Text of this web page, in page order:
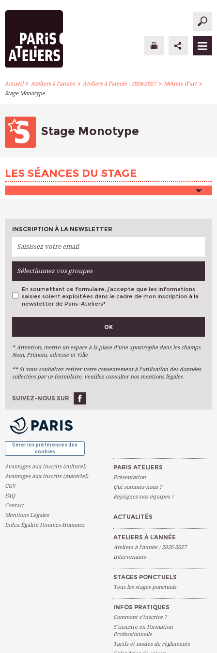
PARIS ATELIERS
ATELIERS À L’ANNÉE
INFOS PRATIQUES
S’INSCRIRE
Accueil> Ateliers à l’année> Ateliers à l’année : 2026-2027> Métiers d’art>
Stage Monotype
Stage Monotype
LES SÉANCES DU STAGE
INSCRIPTION À LA NEWSLETTER
Sélectionnez vos groupes
VOS PRÉFÉRENCES
Arts Plastiques
Arts Du Texte
Arts Numériques
Ateliers À L'année
En soumettant ce formulaire, j’accepte que les informations
saisies soient exploitées dans le cadre de mon inscription à la
newsletter de Paris-Ateliers*
OK
* Attention, mettre un espace à la place d’une apostrophe dans les champs
Nom, Prénom, adresse et Ville
** Si vous souhaitez retirer votre consentement à l’utilisation des données
collectées par ce formulaire, veuillez consulter nos mentions légales
SUIVEZ-NOUS SUR
Gérer les préférences des
cookies
Avantages aux inscrits (culturel)
Avantages aux inscrits (matériel)
CGV
FAQ
Contact
Mentions Légales
Index Égalité Femmes-Hommes
PARIS ATELIERS
Présentation
Qui sommes-nous ?
Rejoignez-nos équipes !
ACTUALITÉS
ATELIERS À L’ANNÉE
Ateliers à l’année : 2026-2027
Intervenants
STAGES PONCTUELS
Tous les stages ponctuels
INFOS PRATIQUES
Comment s’inscrire ?
S’inscrire en Formation
Professionnelle
Tarifs et modes de règlements